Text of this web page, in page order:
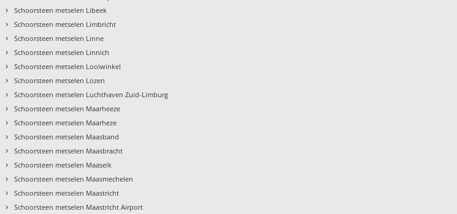
› Schoorsteen metselen Libeek
› Schoorsteen metselen Limbricht
› Schoorsteen metselen Linne
› Schoorsteen metselen Linnich
› Schoorsteen metselen Looiwinkel
› Schoorsteen metselen Lozen
› Schoorsteen metselen Luchthaven Zuid-Limburg
› Schoorsteen metselen Maarheeze
› Schoorsteen metselen Maarheze
› Schoorsteen metselen Maasband
› Schoorsteen metselen Maasbracht
› Schoorsteen metselen Maaseik
› Schoorsteen metselen Maasmechelen
› Schoorsteen metselen Maastricht
› Schoorsteen metselen Maastricht Airport